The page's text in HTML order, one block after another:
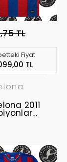
TL
Fiyat
TL
2011
Retro